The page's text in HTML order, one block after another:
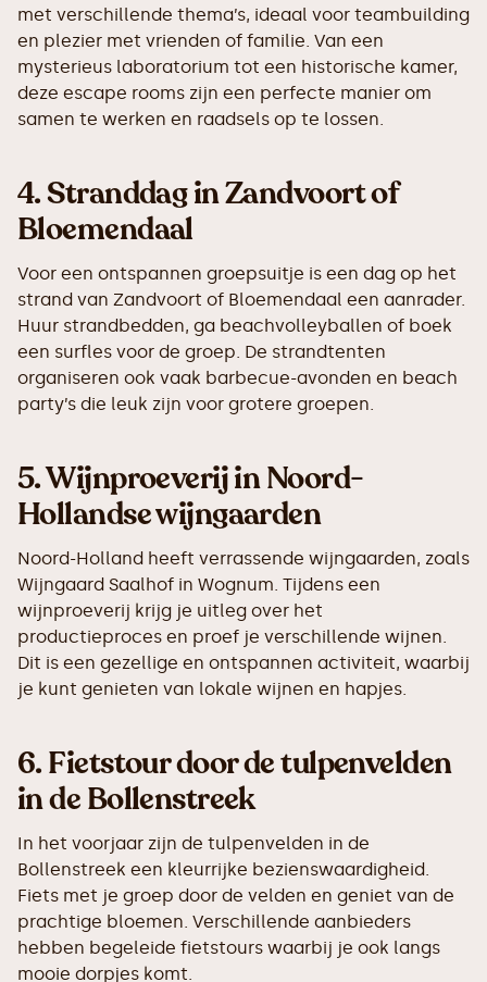
met verschillende thema’s, ideaal voor teambuilding
en plezier met vrienden of familie. Van een
mysterieus laboratorium tot een historische kamer,
deze escape rooms zijn een perfecte manier om
samen te werken en raadsels op te lossen.
4.Stranddag in Zandvoort of
Bloemendaal
Voor een ontspannen groepsuitje is een dag op het
strand van Zandvoort of Bloemendaal een aanrader.
Huur strandbedden, ga beachvolleyballen of boek
een surfles voor de groep. De strandtenten
organiseren ook vaak barbecue-avonden en beach
party’s die leuk zijn voor grotere groepen.
5.Wijnproeverij in Noord-
Hollandse wijngaarden
Noord-Holland heeft verrassende wijngaarden, zoals
Wijngaard Saalhof in Wognum. Tijdens een
wijnproeverij krijg je uitleg over het
productieproces en proef je verschillende wijnen.
Dit is een gezellige en ontspannen activiteit, waarbij
je kunt genieten van lokale wijnen en hapjes.
6.Fietstour door de tulpenvelden
in de Bollenstreek
In het voorjaar zijn de tulpenvelden in de
Bollenstreek een kleurrijke bezienswaardigheid.
Fiets met je groep door de velden en geniet van de
prachtige bloemen. Verschillende aanbieders
hebben begeleide fietstours waarbij je ook langs
mooie dorpjes komt.